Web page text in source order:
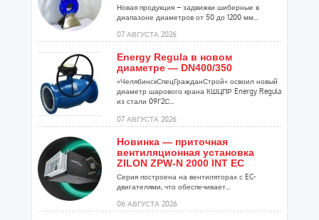
Новая продукция – задвижки шиберные в
диапазоне диаметров от 50 до 1200 мм...
07 АВГУСТА 2026
Energy Regula в новом
диаметре — DN400/350
«ЧелябинскСпецГражданСтрой» освоил новый
диаметр шарового крана КШЦПР Energy Regula
из стали 09Г2С...
07 АВГУСТА 2026
Новинка — приточная
вентиляционная установка
ZILON ZPW-N 2000 INT EC
Серия построена на вентиляторах с EC-
двигателями, что обеспечивает...
06 АВГУСТА 2026